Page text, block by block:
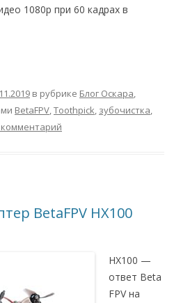
1080p при 60 кадрах в
в рубрике Блог Оскара,
BetaFPV,Toothpick, зубочистка,
BetaFPV HX100
HX100 —
ответ Beta
FPV на